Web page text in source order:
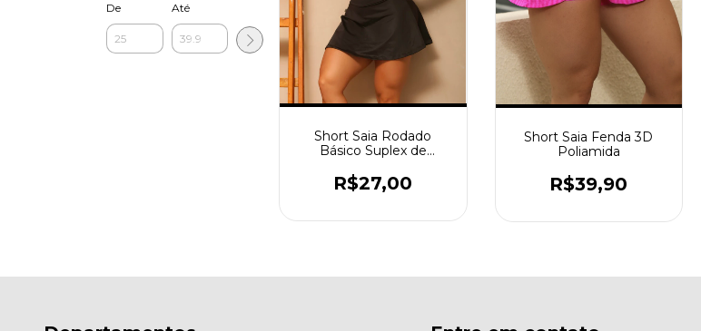
De Até
Short Saia Rodado
Básico Suplex de
R$27,00
Short Saia Fenda 3D
Poliamida
R$39,90